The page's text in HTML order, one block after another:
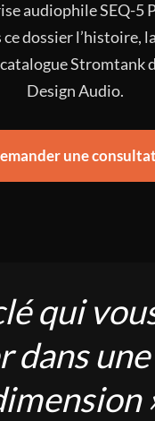
audiophile SEQ-5
ce dossier l’histoire,
Stromtank
Design Audio.
une
qui
dans